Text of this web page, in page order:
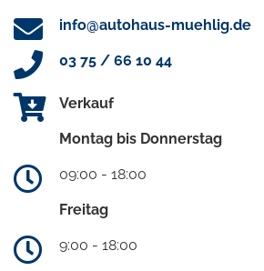
info@autohaus-muehlig.de
03 75 / 66 10 44
Verkauf
Montag bis Donnerstag
09:00 - 18:00
Freitag
9:00 - 18:00